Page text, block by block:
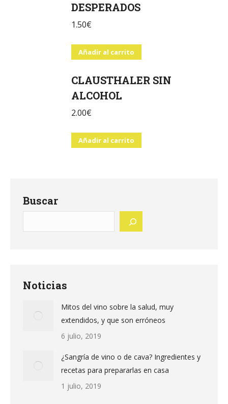
DESPERADOS
1.50€
Añadir al carrito
CLAUSTHALER SIN
ALCOHOL
2.00€
Añadir al carrito
Buscar
Noticias
Mitos del vino sobre la salud, muy
extendidos, y que son erróneos
6 julio, 2019
¿Sangría de vino o de cava? Ingredientes y
recetas para prepararlas en casa
1 julio, 2019